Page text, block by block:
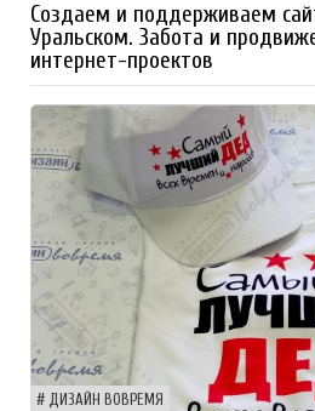
Создаем и поддерживаем
Уральском. Забота и
интернет-проектов
ДИЗАЙН ВОВРЕМЯ